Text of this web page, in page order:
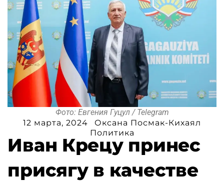
Фото: Евгения Гуцул / Telegram
12 марта, 2024
Оксана Посмак-Кихаял
Политика
Иван Крецу принес
присягу в качестве